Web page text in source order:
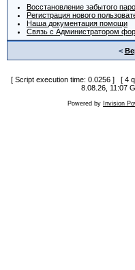
Восстановление забытого
Регистрация нового
Наша документация помощи
Связь с Администратором
<
[ Script execution time: 0.0256 ] [ 4
8.08.26, 11:07
Powered by Invision